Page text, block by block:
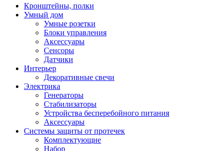
Кронштейны, полки
Умный дом
Умные розетки
Блоки управления
Аксессуары
Сенсоры
Датчики
Интерьер
Декоративные свечи
Электрика
Генераторы
Стабилизаторы
Устройства бесперебойного питания
Аксессуары
Системы защиты от протечек
Комплектующие
Набор